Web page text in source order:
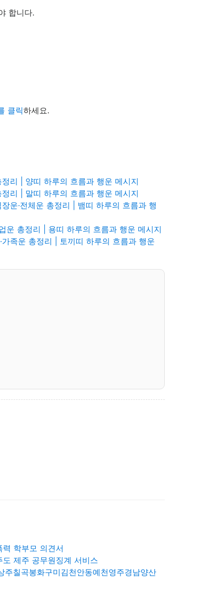
합니다.
클릭하세요.
정리 | 양띠 하루의 흐름과 행운 메시지
정리 | 말띠 하루의 흐름과 행운 메시지
운·전체운 총정리 | 뱀띠 하루의 흐름과 행
운 총정리 | 용띠 하루의 흐름과 행운 메시지
가족운 총정리 | 토끼띠 하루의 흐름과 행운
학부모 의견서
제주 공무원징계 서비스
칠곡봉화구미김천안동예천영주경남양산